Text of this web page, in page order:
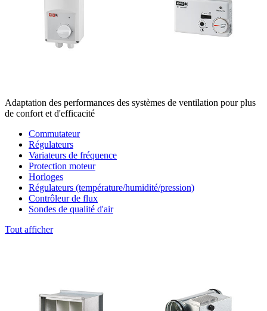
Adaptation des performances des systèmes de ventilation pour plus
de confort et d'efficacité
Commutateur
Régulateurs
Variateurs de fréquence
Protection moteur
Horloges
Régulateurs (température/humidité/pression)
Contrôleur de flux
Sondes de qualité d'air
Tout afficher